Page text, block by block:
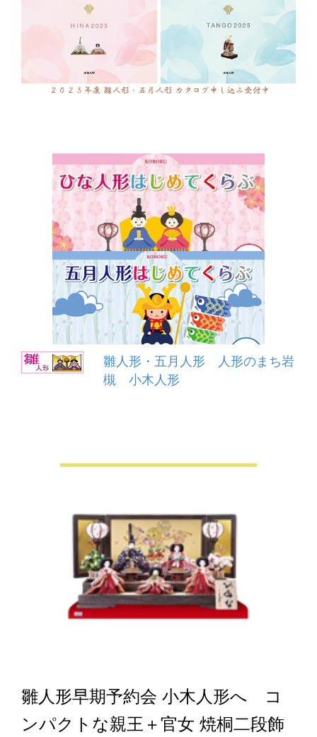
雛人形・五月人形 人形のまち岩
槻 小木人形
雛人形早期予約会 小木人形へ コ
ンパクトな親王＋官女 焼桐二段飾